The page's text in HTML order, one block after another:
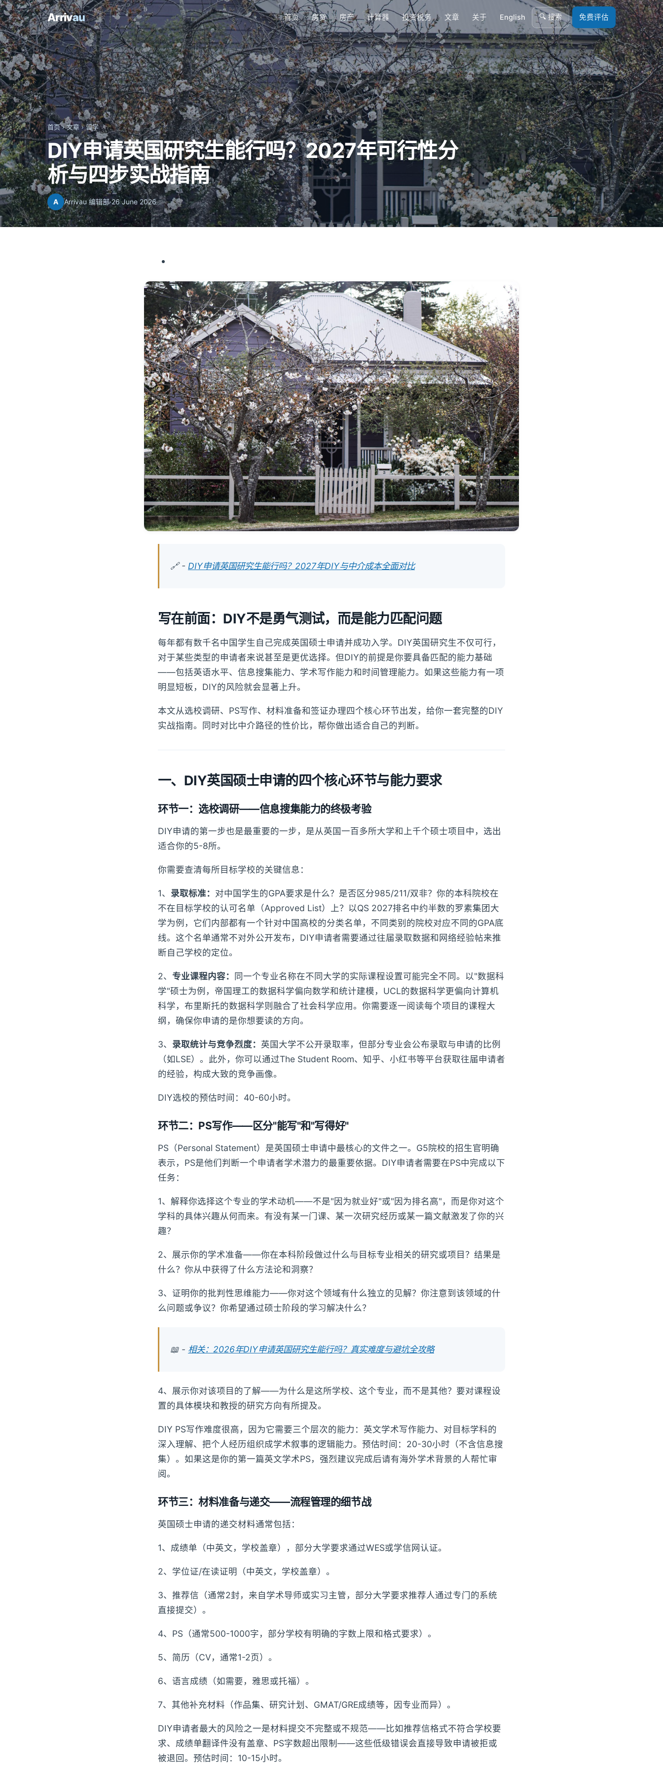
Arrivau 首页 房贷 房产 计算器 投资税务 文章 关于 English 🔍 搜索 免费评估
首页›文章›留学
DIY申请英国研究生能行吗？2027年可行性分
析与四步实战指南
A Arrivau 编辑部·26 June 2026
🔗 - DIY申请英国研究生能行吗？2027年DIY与中介成本全面对比
写在前面：DIY不是勇气测试，而是能力匹配问题
每年都有数千名中国学生自己完成英国硕士申请并成功入学。DIY英国研究生不仅可行，
对于某些类型的申请者来说甚至是更优选择。但DIY的前提是你要具备匹配的能力基础
——包括英语水平、信息搜集能力、学术写作能力和时间管理能力。如果这些能力有一项
明显短板，DIY的风险就会显著上升。
本文从选校调研、PS写作、材料准备和签证办理四个核心环节出发，给你一套完整的DIY
实战指南。同时对比中介路径的性价比，帮你做出适合自己的判断。
一、DIY英国硕士申请的四个核心环节与能力要求
环节一：选校调研——信息搜集能力的终极考验
DIY申请的第一步也是最重要的一步，是从英国一百多所大学和上千个硕士项目中，选出
适合你的5-8所。
你需要查清每所目标学校的关键信息：
1、 录取标准： 对中国学生的GPA要求是什么？是否区分985/211/双非？你的本科院校在
不在目标学校的认可名单（Approved List）上？以QS 2027排名中约半数的罗素集团大
学为例，它们内部都有一个针对中国高校的分类名单，不同类别的院校对应不同的GPA底
线。这个名单通常不对外公开发布，DIY申请者需要通过往届录取数据和网络经验帖来推
断自己学校的定位。
2、 专业课程内容： 同一个专业名称在不同大学的实际课程设置可能完全不同。以"数据科
学"硕士为例，帝国理工的数据科学偏向数学和统计建模，UCL的数据科学更偏向计算机
科学，布里斯托的数据科学则融合了社会科学应用。你需要逐一阅读每个项目的课程大
纲，确保你申请的是你想要读的方向。
3、 录取统计与竞争烈度： 英国大学不公开录取率，但部分专业会公布录取与申请的比例
（如LSE）。此外，你可以通过The Student Room、知乎、小红书等平台获取往届申请者
的经验，构成大致的竞争画像。
DIY选校的预估时间：40-60小时。
环节二：PS写作——区分"能写"和"写得好"
PS（Personal Statement）是英国硕士申请中最核心的文件之一。G5院校的招生官明确
表示，PS是他们判断一个申请者学术潜力的最重要依据。DIY申请者需要在PS中完成以下
任务：
1、解释你选择这个专业的学术动机——不是"因为就业好"或"因为排名高"，而是你对这个
学科的具体兴趣从何而来。有没有某一门课、某一次研究经历或某一篇文献激发了你的兴
趣？
2、展示你的学术准备——你在本科阶段做过什么与目标专业相关的研究或项目？结果是
什么？你从中获得了什么方法论和洞察？
3、证明你的批判性思维能力——你对这个领域有什么独立的见解？你注意到该领域的什
么问题或争议？你希望通过硕士阶段的学习解决什么？
📖 - 相关：2026年DIY申请英国研究生能行吗？真实难度与避坑全攻略
4、展示你对该项目的了解——为什么是这所学校、这个专业，而不是其他？要对课程设
置的具体模块和教授的研究方向有所提及。
DIY PS写作难度很高，因为它需要三个层次的能力：英文学术写作能力、对目标学科的
深入理解、把个人经历组织成学术叙事的逻辑能力。预估时间：20-30小时（不含信息搜
集）。如果这是你的第一篇英文学术PS，强烈建议完成后请有海外学术背景的人帮忙审
阅。
环节三：材料准备与递交——流程管理的细节战
英国硕士申请的递交材料通常包括：
1、成绩单（中英文，学校盖章），部分大学要求通过WES或学信网认证。
2、学位证/在读证明（中英文，学校盖章）。
3、推荐信（通常2封，来自学术导师或实习主管，部分大学要求推荐人通过专门的系统
直接提交）。
4、PS（通常500-1000字，部分学校有明确的字数上限和格式要求）。
5、简历（CV，通常1-2页）。
6、语言成绩（如需要，雅思或托福）。
7、其他补充材料（作品集、研究计划、GMAT/GRE成绩等，因专业而异）。
DIY申请者最大的风险之一是材料提交不完整或不规范——比如推荐信格式不符合学校要
求、成绩单翻译件没有盖章、PS字数超出限制——这些低级错误会直接导致申请被拒或
被退回。预估时间：10-15小时。